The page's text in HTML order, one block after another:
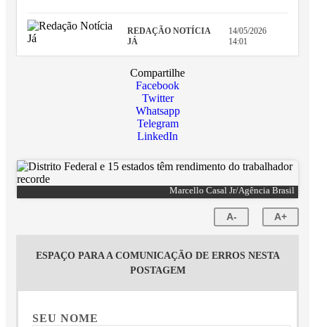
REDAÇÃO NOTÍCIA
JÁ
14/05/2026
14:01
Compartilhe
Facebook
Twitter
Whatsapp
Telegram
LinkedIn
Marcello Casal Jr/Agência Brasil
A- A+
ESPAÇO PARA A COMUNICAÇÃO DE ERROS NESTA
POSTAGEM
SEU NOME